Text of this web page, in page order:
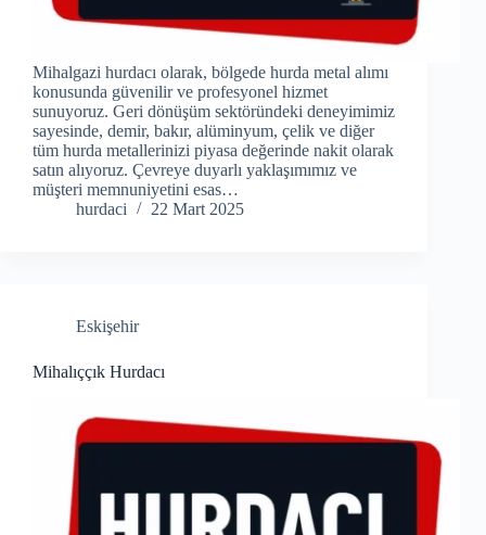
Mihalgazi hurdacı olarak, bölgede hurda metal alımı
konusunda güvenilir ve profesyonel hizmet
sunuyoruz. Geri dönüşüm sektöründeki deneyimimiz
sayesinde, demir, bakır, alüminyum, çelik ve diğer
tüm hurda metallerinizi piyasa değerinde nakit olarak
satın alıyoruz. Çevreye duyarlı yaklaşımımız ve
müşteri memnuniyetini esas…
hurdaci
22 Mart 2025
Eskişehir
Mihalıççık Hurdacı